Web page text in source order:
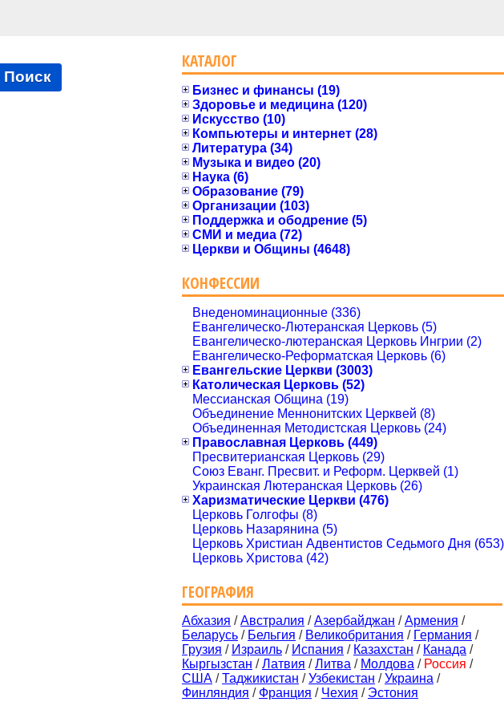
Поиск
КАТАЛОГ
Бизнес и финансы (19)
Здоровье и медицина (120)
Искусство (10)
Компьютеры и интернет (28)
Литература (34)
Музыка и видео (20)
Наука (6)
Образование (79)
Организации (103)
Поддержка и ободрение (5)
СМИ и медиа (72)
Церкви и Общины (4648)
КОНФЕССИИ
Внеденоминационные (336)
Евангелическо-Лютеранская Церковь (5)
Евангелическо-лютеранская Церковь Ингрии (2)
Евангелическо-Реформатская Церковь (6)
Евангельские Церкви (3003)
Католическая Церковь (52)
Мессианская Община (19)
Объединение Меннонитских Церквей (8)
Объединенная Методистская Церковь (24)
Православная Церковь (449)
Пресвитерианская Церковь (29)
Союз Еванг. Пресвит. и Реформ. Церквей (1)
Украинская Лютеранская Церковь (26)
Харизматические Церкви (476)
Церковь Голгофы (8)
Церковь Назарянина (5)
Церковь Христиан Адвентистов Седьмого Дня (653)
Церковь Христова (42)
ГЕОГРАФИЯ
Абхазия /Австралия /Азербайджан /Армения /
Беларусь / Бельгия / Великобритания / Германия /
Грузия / Израиль / Испания / Казахстан / Канада /
Кыргызстан /Латвия /Литва / Молдова / Россия /
США /Таджикистан /Узбекистан /Украина /
Финляндия / Франция / Чехия / Эстония